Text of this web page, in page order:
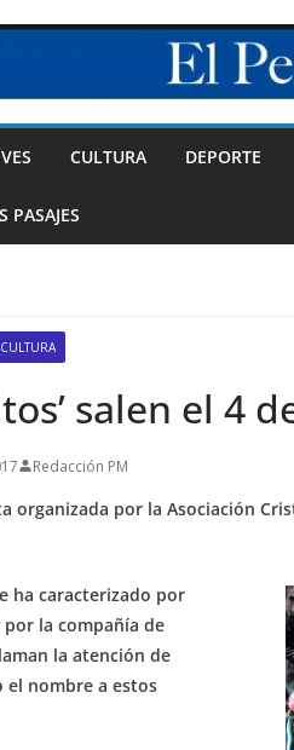
CULTURA DEPORTE
PASAJES
CULTURA
salen el 4
Redacción PM
organizada por la Asociación
ha caracterizado por
por la compañía de
la atención de
el nombre a estos